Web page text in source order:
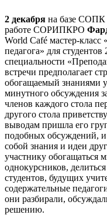
2 декабря на базе СОПК
работе СОРИПКРО
World Café мастер-
педагога» для
специальности
встречи предполагает
обогащаемый знаниями
минутного обсуждения
членов каждого стола
другого стола
выводам пришла его
подобных обсуждений,
собой знания и идеи
участнику обогащаться
однокурсников,
студентов, будущих
содержательные
они разбирали,
решению.